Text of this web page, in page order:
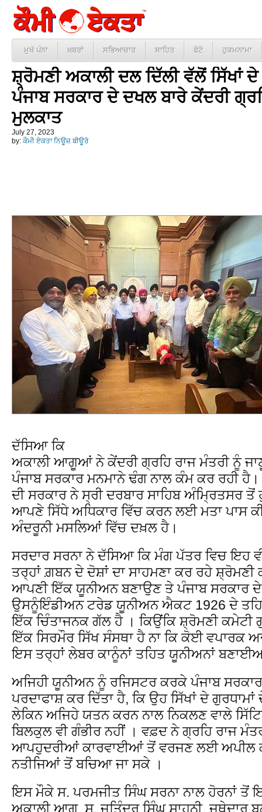
ਮੁਖੱ ਪੰਨਾ ਖ਼ਬਰਾਂ ਸਭਿਆਚਾਰ ਸਾਹਿਤ ਫੋਟੋ ਹੁਕਮਨਾਮਾ
ਸ਼੍ਰੋਮਣੀ ਅਕਾਲੀ ਦਲ ਦਿੱਲੀ ਵੱਲੋਂ ਸਿੱਖਾਂ
ਪੰਜਾਬ ਸਰਕਾਰ ਦੇ ਦਖਲ ਬਾਰੇ ਕੇਂਦਰੀ
ਮੁਲਕਾਤ
July 27, 2023
by: ਕੌਮੀ ਏਕਤਾ ਨਿਊਜ਼ ਬੀਊਰੋ
ਦੱਸਿਆ ਕਿ
ਅਕਾਲੀ ਆਗੂਆਂ ਨੇ ਕੇਂਦਰੀ ਗ੍ਰਹਿ ਰਾਜ ਮੰਤਰੀ ਨੂੰ
ਪੰਜਾਬ ਸਰਕਾਰ ਮਨਮਾਨੇ ਢੰਗ ਨਾਲ ਕੰਮ ਕਰ ਰਹੀ
ਦੀ ਸਰਕਾਰ ਨੇ ਸ੍ਰੀ ਦਰਬਾਰ ਸਾਹਿਬ ਅੰਮ੍ਰਿਤਸਰ
ਆਪਣੇ ਸਿੱਧੇ ਅਧਿਕਾਰ ਵਿੱਚ ਕਰਨ ਲਈ ਮਤਾ ਪਾਸ
ਅੰਦਰੂਨੀ ਮਸਲਿਆਂ ਵਿੱਚ ਦਖ਼ਲ ਹੈ।
ਸਰਦਾਰ ਸਰਨਾ ਨੇ ਦੱਸਿਆ ਕਿ ਮੰਗ ਪੱਤਰ ਵਿਚ ਇਹ
ਤਰ੍ਹਾਂ ਗ਼ਬਨ ਦੇ ਦੋਸ਼ਾਂ ਦਾ ਸਾਹਮਣਾ ਕਰ ਰਹੇ ਸ਼੍ਰੋਮਣੀ
ਆਪਣੀ ਇੱਕ ਯੂਨੀਅਨ ਬਣਾਉਣ ਤੇ ਪੰਜਾਬ ਸਰਕਾਰ ਦੇ
ਉਸਨੂੰਇੰਡੀਅਨ ਟਰੇਡ ਯੂਨੀਅਨ ਐਕਟ 1926 ਦੇ
ਇੱਕ ਚਿੰਤਾਜਨਕ ਗੱਲ ਹੈ । ਕਿਉਂਕਿ ਸ਼੍ਰੋਮਣੀ ਕਮੇਟੀ
ਇੱਕ ਸਿਰਮੌਰ ਸਿੱਖ ਸੰਸਥਾ ਹੈ ਨਾ ਕਿ ਕੋਈ ਵਪਾਰਕ
ਇਸ ਤਰ੍ਹਾਂ ਲੇਬਰ ਕਾਨੂੰਨਾਂ ਤਹਿਤ ਯੂਨੀਅਨਾਂ
ਅਜਿਹੀ ਯੂਨੀਅਨ ਨੂੰ ਰਜਿਸਟਰ ਕਰਕੇ ਪੰਜਾਬ
ਪਰਦਾਫਾਸ਼ ਕਰ ਦਿੱਤਾ ਹੈ, ਕਿ ਉਹ ਸਿੱਖਾਂ ਦੇ
ਲੇਕਿਨ ਅਜਿਹੇ ਯਤਨ ਕਰਨ ਨਾਲ ਨਿਕਲਣ ਵਾਲੇ
ਬਿਲਕੁਲ ਵੀ ਗੰਭੀਰ ਨਹੀਂ । ਵਫ਼ਦ ਨੇ ਗ੍ਰਹਿ ਰਾਜ
ਆਪਹੁਦਰੀਆਂ ਕਾਰਵਾਈਆਂ ਤੋਂ ਵਰਜਣ ਲਈ ਅਪੀਲ
ਨਤੀਜਿਆਂ ਤੋਂ ਬਚਿਆ ਜਾ ਸਕੇ ।
ਇਸ ਮੌਕੇ ਸ. ਪਰਮਜੀਤ ਸਿੰਘ ਸਰਨਾ ਨਾਲ ਹੋਰਨਾਂ ਤੋਂ
ਅਕਾਲੀ ਆਗੂ ਸ. ਜਤਿੰਦਰ ਸਿੰਘ ਸਾਹਨੀ, ਜਥੇਦਾਰ